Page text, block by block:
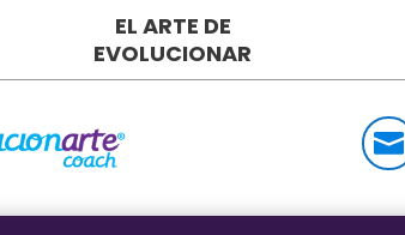
EL ARTE DE
EVOLUCIONAR
